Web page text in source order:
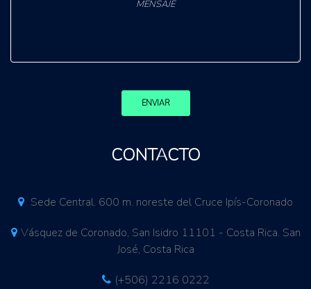
ENVIAR
CONTACTO
Sede Central. 600 m. noreste del Cruce Ipís-Coronado
Vásquez de Coronado, San Isidro 11101 - Costa Rica. San
José, Costa Rica
(+506) 2216 0222